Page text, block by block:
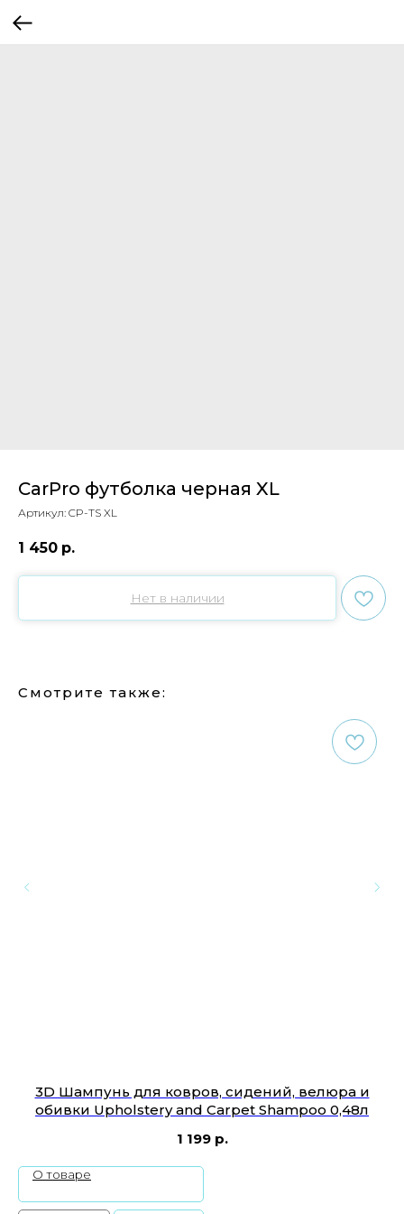
CarPro футболка черная XL
Артикул: CP-TS XL
1 450 р.
Нет в наличии
Смотрите также:
3D Шампунь для ковров, сидений, велюра и
обивки Upholstery and Carpet Shampoo 0,48л
1 199 р.
О товаре